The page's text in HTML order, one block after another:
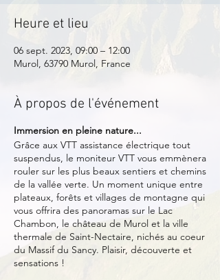
Heure et lieu
06 sept. 2023, 09:00 – 12:00
Murol, 63790 Murol, France
À propos de l'événement
Immersion en pleine nature...
Grâce aux VTT assistance électrique tout
suspendus, le moniteur VTT vous emmènera
rouler sur les plus beaux sentiers et chemins
de la vallée verte. Un moment unique entre
plateaux, forêts et villages de montagne qui
vous offrira des panoramas sur le Lac
Chambon, le château de Murol et la ville
thermale de Saint-Nectaire, nichés au coeur
du Massif du Sancy. Plaisir, découverte et
sensations !